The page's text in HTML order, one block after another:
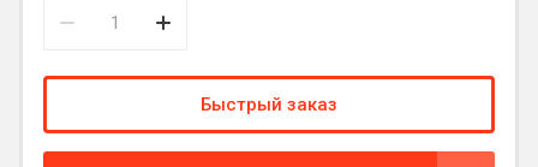
Быстрый заказ